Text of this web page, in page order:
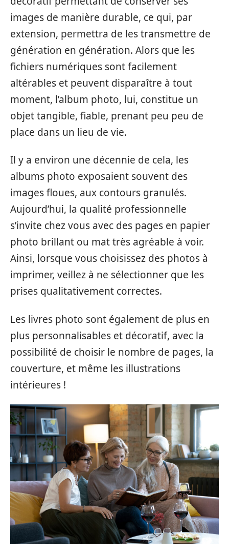
images de manière durable, ce qui, par
extension, permettra de les transmettre de
génération en génération. Alors que les
fichiers numériques sont facilement
altérables et peuvent disparaître à tout
moment, l’album photo, lui, constitue un
objet tangible, fiable, prenant peu peu de
place dans un lieu de vie.
Il y a environ une décennie de cela, les
albums photo exposaient souvent des
images floues, aux contours granulés.
Aujourd’hui, la qualité professionnelle
s’invite chez vous avec des pages en papier
photo brillant ou mat très agréable à voir.
Ainsi, lorsque vous choisissez des photos à
imprimer, veillez à ne sélectionner que les
prises qualitativement correctes.
Les livres photo sont également de plus en
plus personnalisables et décoratif, avec la
possibilité de choisir le nombre de pages, la
couverture, et même les illustrations
intérieures !